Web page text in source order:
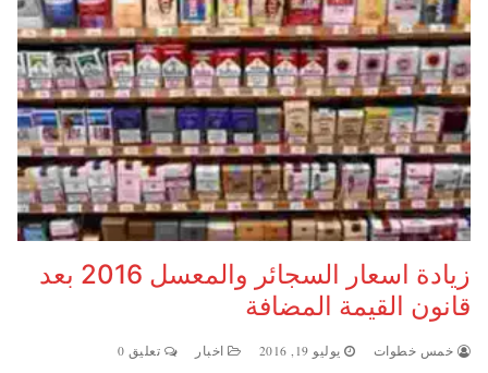
زيادة اسعار السجائر والمعسل 2016 بعد
قانون القيمة المضافة
خمس خطوات يوليو 19, 2016 اخبار تعليق 0